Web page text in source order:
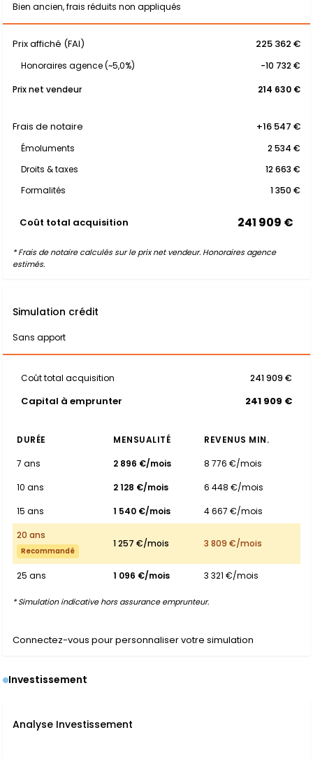
Bien ancien, frais réduits non appliqués
Prix affiché (FAI) 225 362 €
Honoraires agence (~5,0%)
-10 732 €
Prix net vendeur
214 630 €
Frais de notaire +16 547 €
Émoluments
2 534 €
Droits & taxes
12 663 €
Formalités
1 350 €
Coût total acquisition 241 909 €
* Frais de notaire calculés sur le prix net vendeur. Honoraires agence
estimés.
Simulation crédit
Sans apport
Coût total acquisition 241 909 €
Capital à emprunter 241 909 €
DURÉE MENSUALITÉ
REVENUS MIN.
7 ans
2 896 €/mois
8 776 €/mois
10 ans
2 128 €/mois
6 448 €/mois
15 ans
1 540 €/mois
4 667 €/mois
20 ans
Recommandé
1 257 €/mois 3 809 €/mois
25 ans 1 096 €/mois 3 321 €/mois
* Simulation indicative hors assurance emprunteur.
Connectez-vous pour personnaliser votre simulation
Investissement
Analyse Investissement